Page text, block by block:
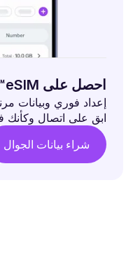
احصل على eSIM™ العالمي المنفرد الآن
ابق على اتصال وكأنك
شراء بيانات الجوال